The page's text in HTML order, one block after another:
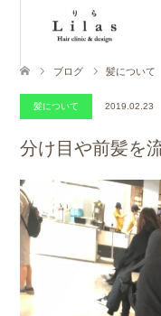
ブログ 髪について
髪について 2019.02.23
分け目や前髪を